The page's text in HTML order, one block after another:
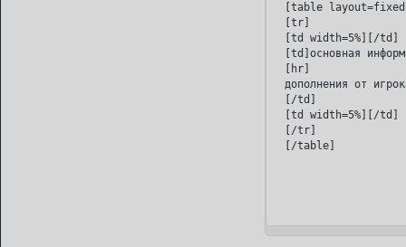
[table layout=fixed
[tr]
[td width=5%][/td]
[td]основная
[hr]
дополнения от
[/td]
[td width=5%][/td]
[/tr]